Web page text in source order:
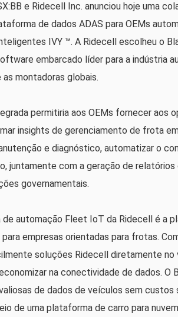
e Ridecell Inc. anunciou hoje uma
de dados ADAS para OEMs
IVY ™. A Ridecell escolheu o
embarcado líder para a indústria
montadoras globais.
permitiria aos OEMs fornecer aos
insights de gerenciamento de frota
e diagnóstico, automatizar o
juntamente com a geração de
governamentais.
automação Fleet IoT da Ridecell é a
empresas orientadas para frotas.
soluções Ridecell diretamente
na conectividade de dados. O
de dados de veículos sem
de uma plataforma de carro para